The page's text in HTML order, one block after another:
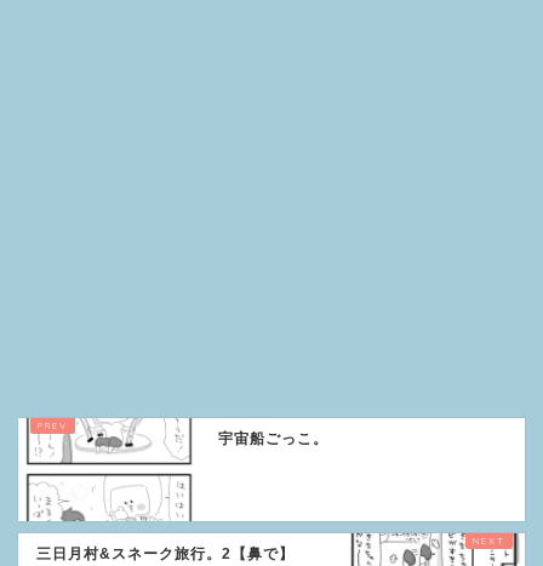
宇宙船ごっこ。
三日月村&スネーク旅行。2【鼻で】